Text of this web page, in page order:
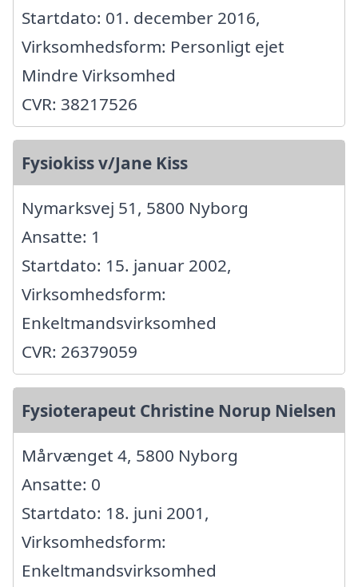
Startdato: 01. december 2016,
Virksomhedsform: Personligt ejet
Mindre Virksomhed
CVR: 38217526
Fysiokiss v/Jane Kiss
Nymarksvej 51, 5800 Nyborg
Ansatte: 1
Startdato: 15. januar 2002,
Virksomhedsform:
Enkeltmandsvirksomhed
CVR: 26379059
Fysioterapeut Christine Norup Nielsen
Mårvænget 4, 5800 Nyborg
Ansatte: 0
Startdato: 18. juni 2001,
Virksomhedsform:
Enkeltmandsvirksomhed